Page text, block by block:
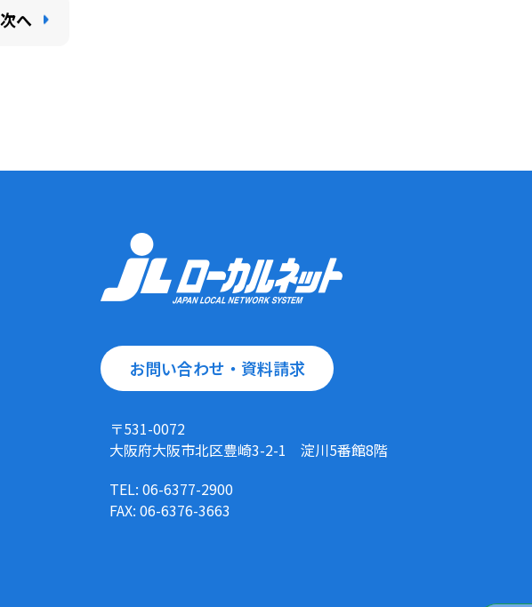
次へ
お問い合わせ・資料請求
〒531-0072
大阪府大阪市北区豊崎3-2-1 淀川5番館8階
TEL: 06-6377-2900
FAX: 06-6376-3663